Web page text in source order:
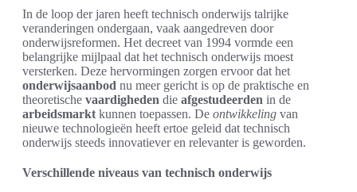
In de loop der jaren heeft technisch onderwijs talrijke
veranderingen ondergaan, vaak aangedreven door
onderwijsreformen. Het decreet van 1994 vormde een
belangrijke mijlpaal dat het technisch onderwijs moest
versterken. Deze hervormingen zorgen ervoor dat het
onderwijsaanbod nu meer gericht is op de praktische en
theoretische vaardigheden die afgestudeerden in de
arbeidsmarkt kunnen toepassen. De ontwikkeling van
nieuwe technologieën heeft ertoe geleid dat technisch
onderwijs steeds innovatiever en relevanter is geworden.
Verschillende niveaus van technisch onderwijs